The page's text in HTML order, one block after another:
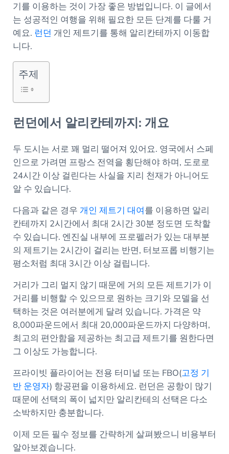
기를 이용하는 것이 가장 좋은 방법입니다. 이 글에서
는 성공적인 여행을 위해 필요한 모든 단계를 다룰 거
예요. 런던 개인 제트기를 통해 알리칸테까지 이동합
니다.
주제
런던에서 알리칸테까지: 개요
두 도시는 서로 꽤 멀리 떨어져 있어요. 영국에서 스페
인으로 가려면 프랑스 전역을 횡단해야 하며, 도로로
24시간 이상 걸린다는 사실을 지리 천재가 아니어도
알 수 있습니다.
다음과 같은 경우 개인 제트기 대여를 이용하면 알리
칸테까지 2시간에서 최대 2시간 30분 정도면 도착할
수 있습니다. 엔진실 내부에 프로펠러가 있는 대부분
의 제트기는 2시간이 걸리는 반면, 터보프롭 비행기는
평소처럼 최대 3시간 이상 걸립니다.
거리가 그리 멀지 않기 때문에 거의 모든 제트기가 이
거리를 비행할 수 있으므로 원하는 크기와 모델을 선
택하는 것은 여러분에게 달려 있습니다. 가격은 약
8,000파운드에서 최대 20,000파운드까지 다양하며,
최고의 편안함을 제공하는 최고급 제트기를 원한다면
그 이상도 가능합니다.
프라이빗 플라이어는 전용 터미널 또는 FBO(고정 기
반 운영자) 항공편을 이용하세요. 런던은 공항이 많기
때문에 선택의 폭이 넓지만 알리칸테의 선택은 다소
소박하지만 충분합니다.
이제 모든 필수 정보를 간략하게 살펴봤으니 비용부터
알아보겠습니다.